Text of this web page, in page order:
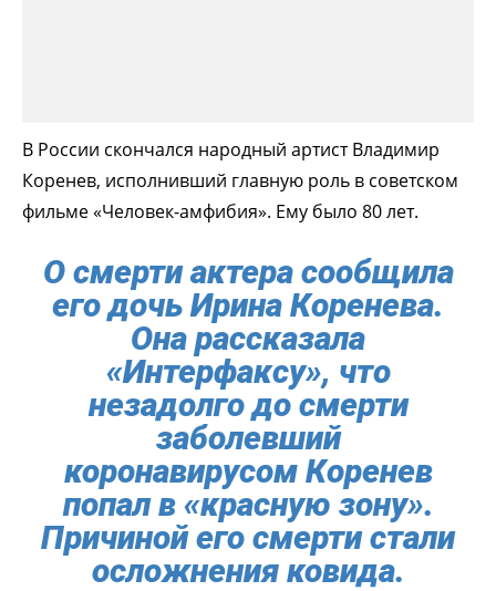
В России скончался народный артист Владимир
Коренев, исполнивший главную роль в советском
фильме «Человек-амфибия». Ему было 80 лет.
О смерти актера сообщила
его дочь Ирина Коренева.
Она рассказала
«Интерфаксу», что
незадолго до смерти
заболевший
коронавирусом Коренев
попал в «красную зону».
Причиной его смерти стали
осложнения ковида.